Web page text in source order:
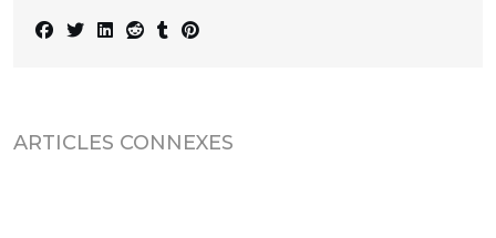
ARTICLES CONNEXES